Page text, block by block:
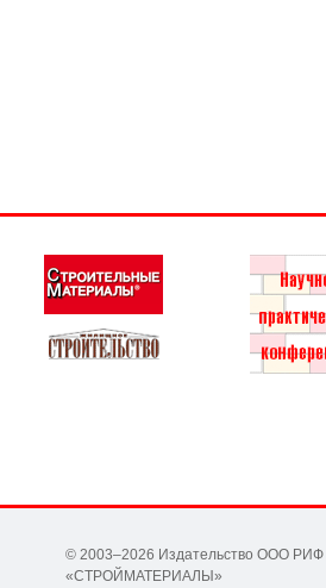
© 2003–2026 Издательство ООО РИФ
«СТРОЙМАТЕРИАЛЫ»